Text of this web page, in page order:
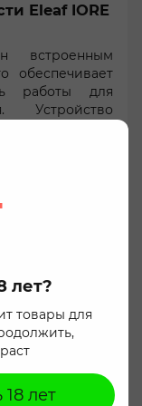
с
Нажмите кнопку
можно
лет?
товары для
лет
Eleaf IORE
встроенным
обеспечивает
работы для
Устройство
нужно купить
кнопок,
Устройство
12 Ватт
2